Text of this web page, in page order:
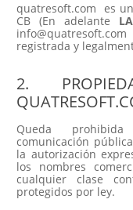
quatresoft.com es un
CB (En adelante
registrada y
2.
Queda
comunicación
la autorización
los nombres
cualquier clase
protegidos por ley.